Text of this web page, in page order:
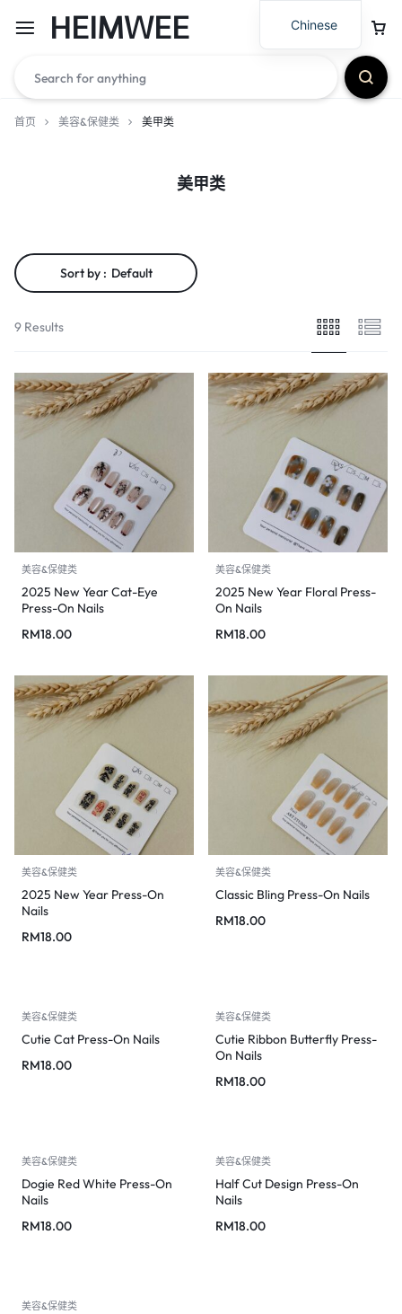
HEIMWEE
首页 美容&保健类 美甲类
美甲类
Sort by : Default
9 Results
美容&保健类
2025 New Year Cat-Eye
Press-On Nails
RM18.00
美容&保健类
2025 New Year Floral Press-
On Nails
RM18.00
美容&保健类
2025 New Year Press-On
Nails
RM18.00
美容&保健类
Classic Bling Press-On Nails
RM18.00
美容&保健类
Cutie Cat Press-On Nails
RM18.00
美容&保健类
Cutie Ribbon Butterfly Press-
On Nails
RM18.00
美容&保健类
Dogie Red White Press-On
Nails
RM18.00
美容&保健类
Half Cut Design Press-On
Nails
RM18.00
美容&保健类
Chinese